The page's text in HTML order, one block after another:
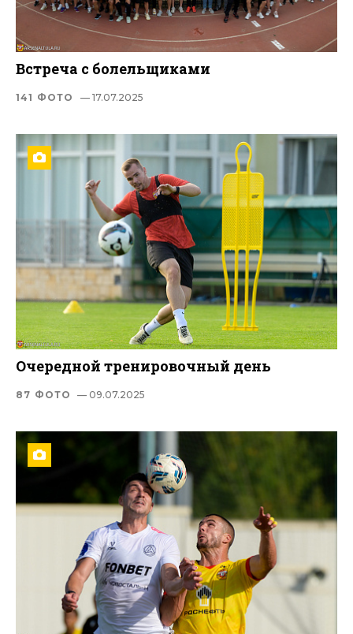
Встреча с болельщиками
141 ФОТО — 17.07.2025
Очередной тренировочный день
87 ФОТО — 09.07.2025